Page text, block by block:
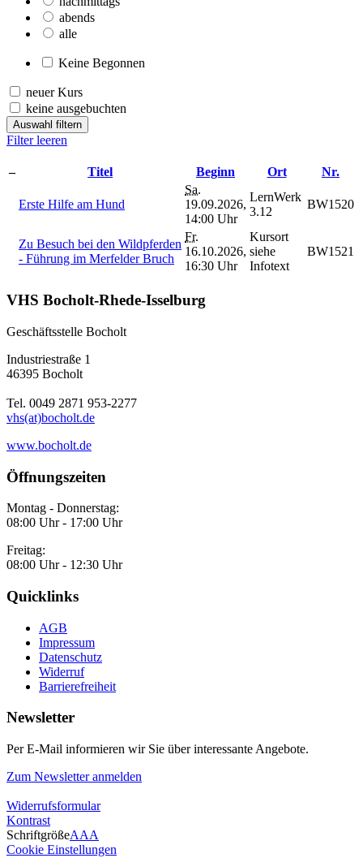
abends
alle
Keine Begonnen
neuer Kurs
keine ausgebuchten
Auswahl filtern
Filter leeren
– Titel Beginn Ort Nr.
Erste Hilfe am Hund
Sa.
19.09.2026,
14:00 Uhr
LernWerk
3.12
BW1520
Zu Besuch bei den Wildpferden
- Führung im Merfelder Bruch
Fr.
16.10.2026,
16:30 Uhr
Kursort
siehe
Infotext
BW1521
VHS Bocholt-Rhede-Isselburg
Geschäftsstelle Bocholt
Industriestraße 1
46395 Bocholt
Tel. 0049 2871 953-2277
vhs(at)bocholt.de
www.bocholt.de
Öffnungszeiten
Montag - Donnerstag:
08:00 Uhr - 17:00 Uhr
Freitag:
08:00 Uhr - 12:30 Uhr
Quicklinks
AGB
Impressum
Datenschutz
Widerruf
Barrierefreiheit
Newsletter
Per E-Mail informieren wir Sie über interessante Angebote.
Zum Newsletter anmelden
Widerrufsformular
Kontrast
SchriftgrößeAAA
Cookie Einstellungen